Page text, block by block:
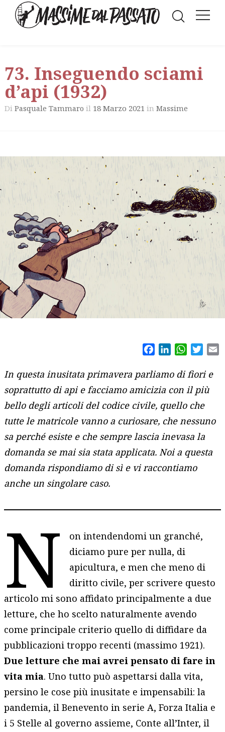
73. Inseguendo sciami
d’api (1932)
Di Pasquale Tammaro il 18 Marzo 2021 in Massime
FacebookLinkedIn
In questa inusitata primavera parliamo di fiori e
soprattutto di api e facciamo amicizia con il più
bello degli articoli del codice civile, quello che
tutte le matricole vanno a curiosare, che nessuno
sa perché esiste e che sempre lascia inevasa la
domanda se mai sia stata applicata. Noi a questa
domanda rispondiamo di sì e vi raccontiamo
anche un singolare caso.
N
on intendendomi un granché,
diciamo pure per nulla, di
apicultura, e men che meno di
diritto civile, per scrivere questo
articolo mi sono affidato principalmente a due
letture, che ho scelto naturalmente avendo
come principale criterio quello di diffidare da
pubblicazioni troppo recenti (massimo 1921).
Due letture che mai avrei pensato di fare in
vita mia. Uno tutto può aspettarsi dalla vita,
persino le cose più inusitate e impensabili: la
pandemia, il Benevento in serie A, Forza Italia e
i 5 Stelle al governo assieme, Conte all’Inter, il